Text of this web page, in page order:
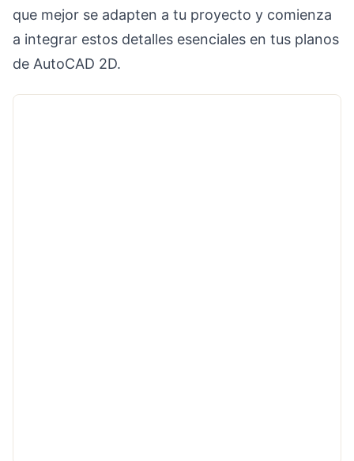
que mejor se adapten a tu proyecto y comienza
a integrar estos detalles esenciales en tus planos
de AutoCAD 2D.